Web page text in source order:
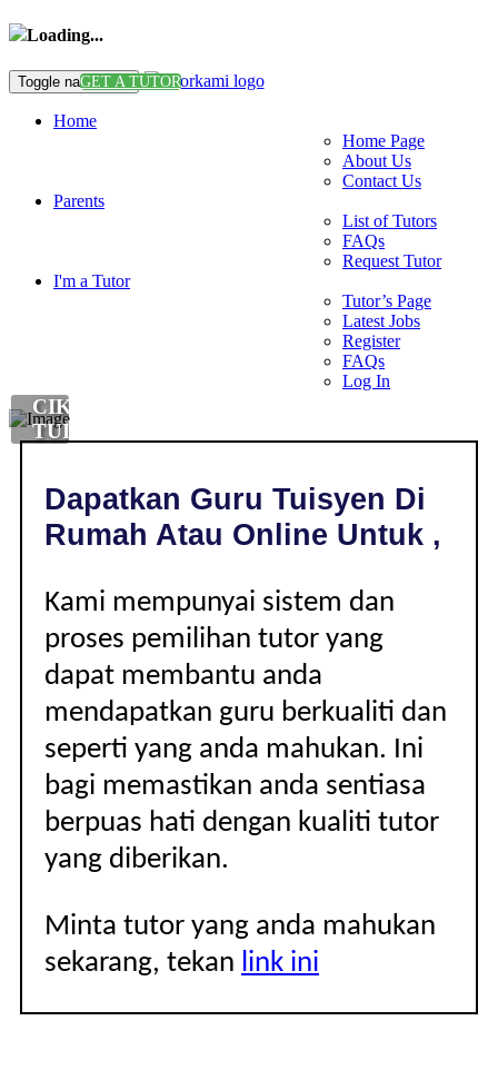
Loading...
Toggle navigationGET A TUTOR
Home
Home Page
About Us
Contact Us
Parents
List of Tutors
FAQs
Request Tutor
I'm a Tutor
Tutor’s Page
Latest Jobs
Register
FAQs
Log In
CIKGU
TUISYEN
Dapatkan Guru Tuisyen Di
Rumah Atau Online Untuk ,
Kami mempunyai sistem dan
proses pemilihan tutor yang
dapat membantu anda
mendapatkan guru berkualiti dan
seperti yang anda mahukan. Ini
bagi memastikan anda sentiasa
berpuas hati dengan kualiti tutor
yang diberikan.
Minta tutor yang anda mahukan
sekarang, tekan link ini